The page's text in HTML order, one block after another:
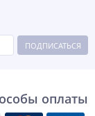
ПОДПИСАТЬСЯ
оплаты